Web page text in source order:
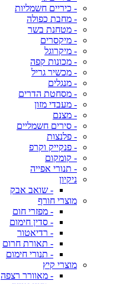
- כיריים חשמליות
- מחבת כפולה
- מטחנת בשר
- מיקסרים
- מיקרוגל
- מכונות קפה
- מכשיר גריל
- מנגלים
- מסחטת הדרים
- מעבדי מזון
- מצנם
- סירים חשמליים
- פלנצות
- פנקייק וקרפ
- קומקום
- תנורי אפייה
ניקיון
- שואב אבק
מוצרי חורף
- מפזרי חום
- סדין חימום
- רדיאטור
- תאורת חרום
- תנורי חימום
מוצרי קיץ
- מאוורר רצפה